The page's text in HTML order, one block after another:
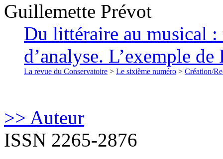
Guillemette Prévot
Du littéraire au musical :
d’analyse. L’exemple
La revue du Conservatoire > Le sixième numéro > Création/
>> Auteur
ISSN 2265-2876